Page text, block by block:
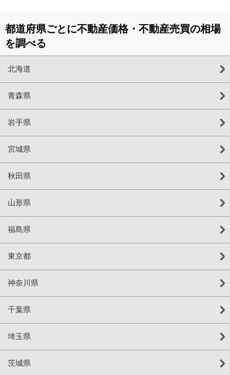
都道府県ごとに不動産価格・不動産売買の相場
を調べる
北海道
青森県
岩手県
宮城県
秋田県
山形県
福島県
東京都
神奈川県
千葉県
埼玉県
茨城県